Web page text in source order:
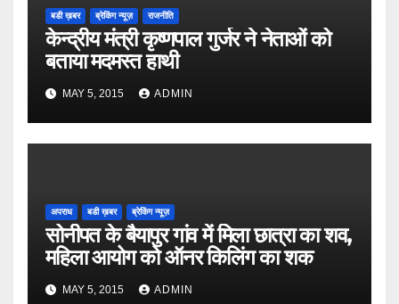
बडी ख़बर ब्रेकिंग न्यूज़ राजनीति
केन्द्रीय मंत्री कृष्णपाल गुर्जर ने नेताओं को
बताया मदमस्त हाथी
MAY 5, 2015 ADMIN
अपराध बडी ख़बर ब्रेकिंग न्यूज़
सोनीपत के बैयापुर गांव में मिला छात्रा का शव,
महिला आयोग को ऑनर किलिंग का शक
MAY 5, 2015 ADMIN